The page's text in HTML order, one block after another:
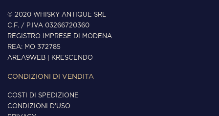
© 2020 WHISKY ANTIQUE SRL
C.F. / P.IVA 03266720360
REGISTRO IMPRESE DI MODENA
REA: MO 372785
AREA9WEB
KRESCENDO
CONDIZIONI DI VENDITA
COSTI DI SPEDIZIONE
CONDIZIONI D'USO